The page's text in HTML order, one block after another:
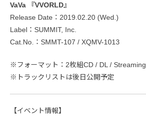
VaVa 『VVORLD』
Release Date：2019.02.20 (Wed.)
Label：SUMMIT, Inc.
Cat.No.：SMMT-107 / XQMV-1013
※フォーマット：2枚組CD / DL / Streaming
※トラックリストは後日公開予定
【イベント情報】